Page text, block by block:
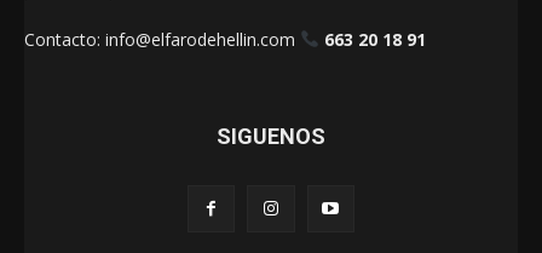
Contacto: info@elfarodehellin.com 663 20 18 91
SIGUENOS